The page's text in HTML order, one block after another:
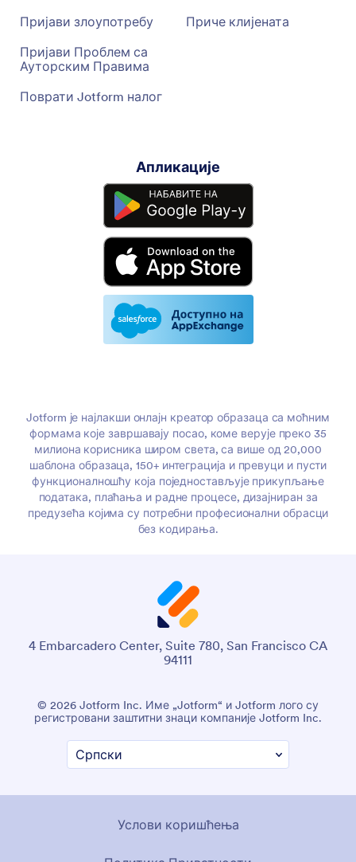
Пријави злоупотребу
Пријави Проблем са
Ауторским Правима
Поврати Jotform налог
Приче клијената
Апликације
Jotform је најлакши онлајн креатор образаца са моћним
формама које завршавају посао, коме верује преко 35
милиона корисника широм света, са више од 20,000
шаблона образаца, 150+ интеграција и превуци и пусти
функционалношћу која поједностављује прикупљање
података, плаћања и радне процесе, дизајниран за
предузећа којима су потребни професионални обрасци
без кодирања.
4 Embarcadero Center, Suite 780, San Francisco CA
94111
© 2026 Jotform Inc. Име „Jotform“ и Jotform лого су
регистровани заштитни знаци компаније Jotform Inc.
Услови коришћења